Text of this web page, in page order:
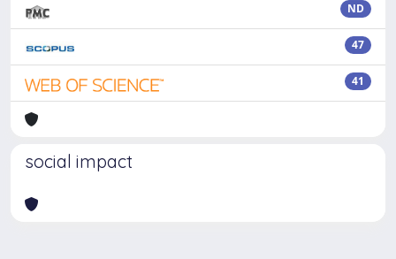
ND
47
41
social impact